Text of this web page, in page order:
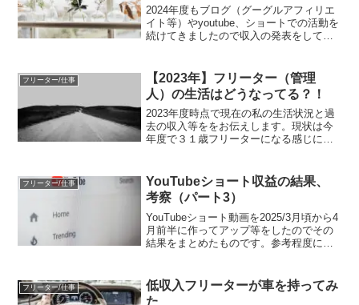
2024年度もブログ（グーグルアフィリエ
イト等）やyoutube、ショートでの活動を
続けてきましたので収入の発表をしてお
に到達しておりません笑youtubeにて
2024...
フリーター/仕事
【2023年】フリーター（管理
人）の生活はどうなってる？！
2023年度時点で現在の私の生活状況と過
去の収入等ををお伝えします。現状は今
年度で３１歳フリーターになる感じにな
２年前に書きましたので是非見ていただ
ければ幸い...
フリーター/仕事
YouTubeショート収益の結果、
考察（パート3）
YouTubeショート動画を2025/3月頃から4
月前半に作ってアップ等をしたのでその
結果をまとめたものです。参考程度に見
「@sapporonofreeter]youtubeショートの
動画本数...
フリーター/仕事
低収入フリーターが車を持ってみ
た